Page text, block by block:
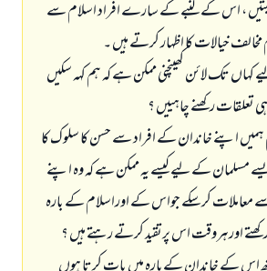
، اس کے کنبے کے سارے افراد اسلام سے
خیالات کا اظہار کرتے ہيں ۔
تک لائن کھینچنی ممکن ہے کہ ہم کہہ سکیں
رکھنے چاہییں ؟
ہمیں اپنے خاندان کے افراد سے حسن کا سلوک کا
مسلمان کےلیے کیسے یہ ممکن ہے کہ وہ اپنے
معاملات کرسکے جواس کے اوراسلام کے بارہ
اورہروقت اس پرتقید کرتے رہتے ہيں ؟